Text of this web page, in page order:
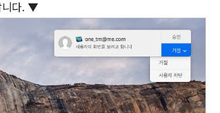
니다. ▼